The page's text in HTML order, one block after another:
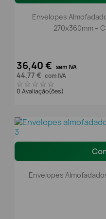
Envelopes
270x360mm –
36,40 € sem IVA
44,77 € com IVA
0 Avaliação(ões)
Envelopes